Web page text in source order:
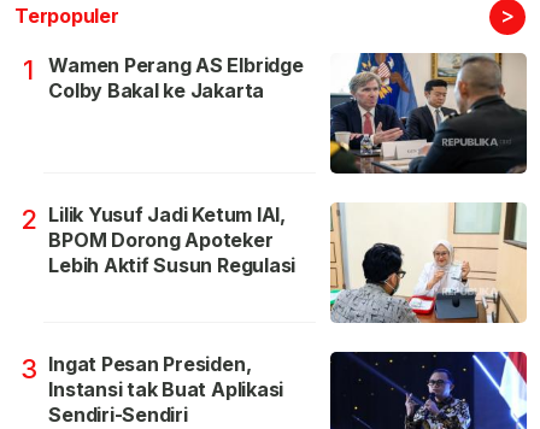
Terpopuler >
1
Wamen Perang AS Elbridge
Colby Bakal ke Jakarta
2 Lilik Yusuf Jadi Ketum IAI,
BPOM Dorong Apoteker
Lebih Aktif Susun Regulasi
3 Ingat Pesan Presiden,
Instansi tak Buat Aplikasi
Sendiri-Sendiri